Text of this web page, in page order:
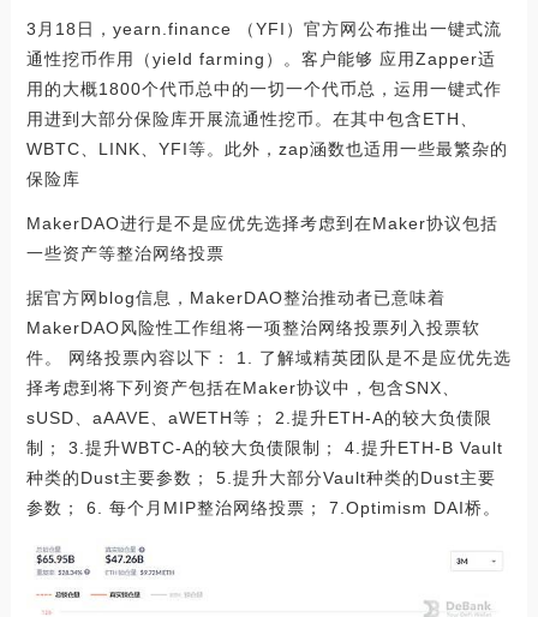
3月18日，yearn.finance （YFI）官方网公布推出一键式流
通性挖币作用（yield farming）。客户能够 应用Zapper适
用的大概1800个代币总中的一切一个代币总，运用一键式作
用进到大部分保险库开展流通性挖币。在其中包含ETH、
WBTC、LINK、YFI等。此外，zap涵数也适用一些最繁杂的
保险库
MakerDAO进行是不是应优先选择考虑到在Maker协议包括
一些资产等整治网络投票
据官方网blog信息，MakerDAO整治推动者已意味着
MakerDAO风险性工作组将一项整治网络投票列入投票软
件。 网络投票內容以下： 1. 了解域精英团队是不是应优先选
择考虑到将下列资产包括在Maker协议中，包含SNX、
sUSD、aAAVE、aWETH等； 2.提升ETH-A的较大负债限
制； 3.提升WBTC-A的较大负债限制； 4.提升ETH-B Vault
种类的Dust主要参数； 5.提升大部分Vault种类的Dust主要
参数； 6. 每个月MIP整治网络投票； 7.Optimism DAI桥。